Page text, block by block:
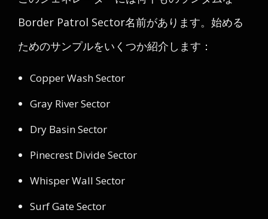
Border Patrol Sector名前があります。始める
ためのサンプルをいくつか紹介します：
Copper Wash Sector
Gray River Sector
Dry Basin Sector
Pinecrest Divide Sector
Whisper Wall Sector
Surf Gate Sector